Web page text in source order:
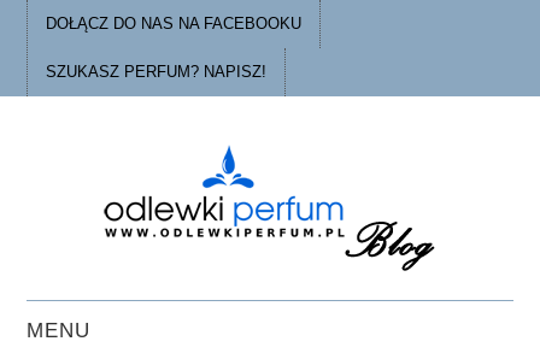
DOŁĄCZ DO NAS NA FACEBOOKU
SZUKASZ PERFUM? NAPISZ!
MENU